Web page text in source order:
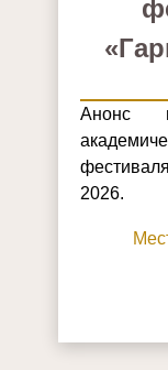
Анонс
2026.